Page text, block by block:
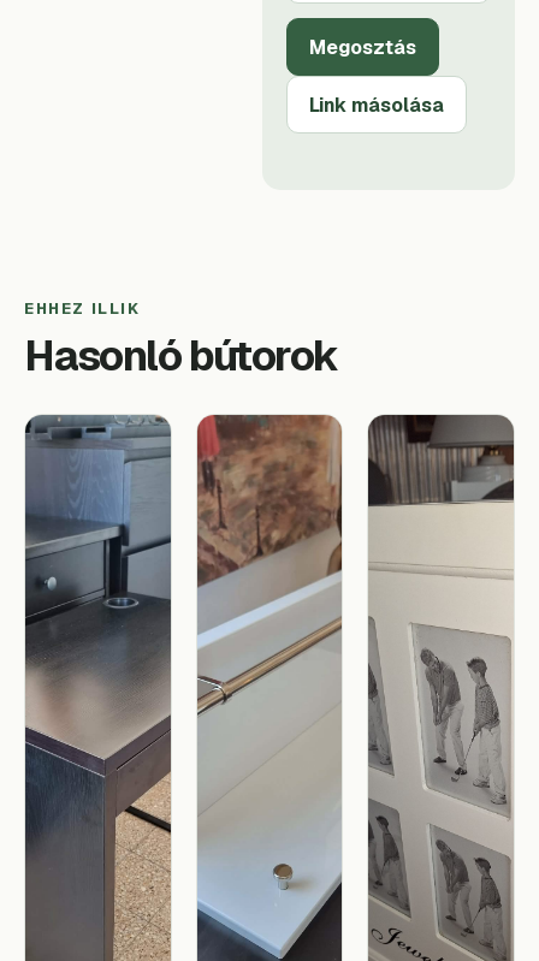
Megosztás
Link másolása
EHHEZ ILLIK
Hasonló bútorok